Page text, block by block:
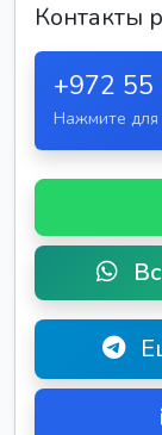
Контакты
+972
Нажмите для